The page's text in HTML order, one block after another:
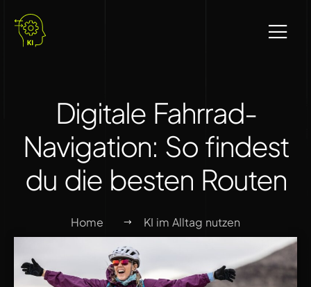
Digitale Fahrrad-
Navigation: So findest
du die besten Routen
Home KI im Alltag nutzen